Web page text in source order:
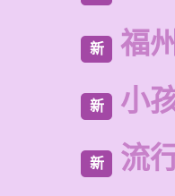
新 福
新 小
新 流